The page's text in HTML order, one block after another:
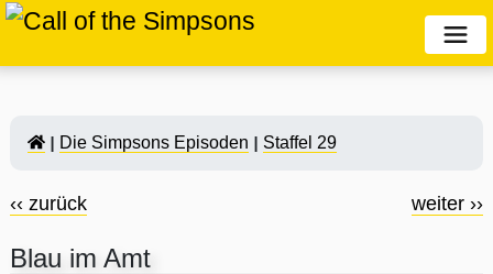
Die Simpsons Episoden Staffel 29
‹‹ zurück weiter ››
Blau im Amt